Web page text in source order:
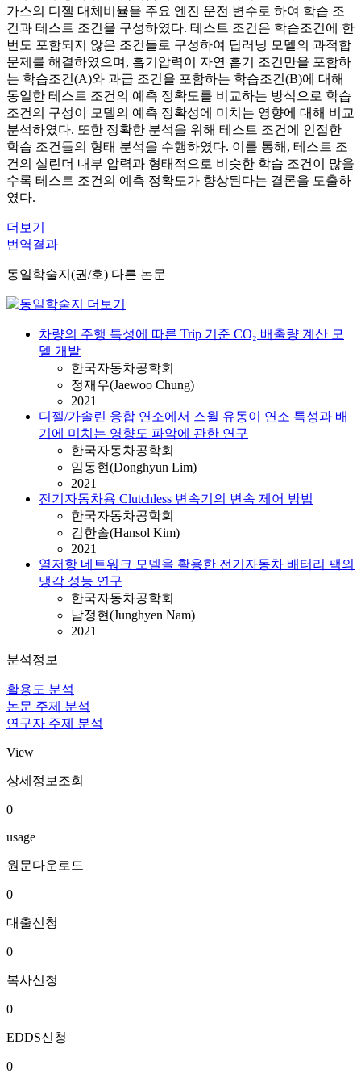
가스의 디젤 대체비율을 주요 엔진 운전 변수로 하여 학습 조
건과 테스트 조건을 구성하였다. 테스트 조건은 학습조건에 한
번도 포함되지 않은 조건들로 구성하여 딥러닝 모델의 과적합
문제를 해결하였으며, 흡기압력이 자연 흡기 조건만을 포함하
는 학습조건(A)와 과급 조건을 포함하는 학습조건(B)에 대해
동일한 테스트 조건의 예측 정확도를 비교하는 방식으로 학습
조건의 구성이 모델의 예측 정확성에 미치는 영향에 대해 비교
분석하였다. 또한 정확한 분석을 위해 테스트 조건에 인접한
학습 조건들의 형태 분석을 수행하였다. 이를 통해, 테스트 조
건의 실린더 내부 압력과 형태적으로 비슷한 학습 조건이 많을
수록 테스트 조건의 예측 정확도가 향상된다는 결론을 도출하
였다.
더보기
번역결과
동일학술지(권/호) 다른 논문
차량의 주행 특성에 따른 Trip 기준 CO₂ 배출량 계산 모
델 개발
한국자동차공학회
정재우(Jaewoo Chung)
2021
디젤/가솔린 융합 연소에서 스월 유동이 연소 특성과 배
기에 미치는 영향도 파악에 관한 연구
한국자동차공학회
임동현(Donghyun Lim)
2021
전기자동차용 Clutchless 변속기의 변속 제어 방법
한국자동차공학회
김한솔(Hansol Kim)
2021
열저항 네트워크 모델을 활용한 전기자동차 배터리 팩의
냉각 성능 연구
한국자동차공학회
남정현(Junghyen Nam)
2021
분석정보
활용도 분석
논문 주제 분석
연구자 주제 분석
View
상세정보조회
0
usage
원문다운로드
0
대출신청
0
복사신청
0
EDDS신청
0